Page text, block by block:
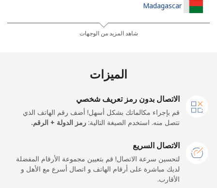
Madagascar
6 دقائق ب ⁦$5⁩
رقم أرضي
Malaysia
رقم أرضي
شاهد المزيد من الوجهات
الميزات
الاتصال بدون رمز تعريف شخصي
قم بإجراء مكالماتك بشكل أسهل! أضف رقم الهاتف الذي
تتصل منه. استخدم الصيغة التالية: رمز الدولة + الرقم.
الاتصال السريع
لتحسين سرعة الاتصال! قم بتعيين مجموعة الأرقام المفضلة
لديك مباشرة على أرقام الهاتف و اتصال أسرع مع الأهل و
الأقارب.